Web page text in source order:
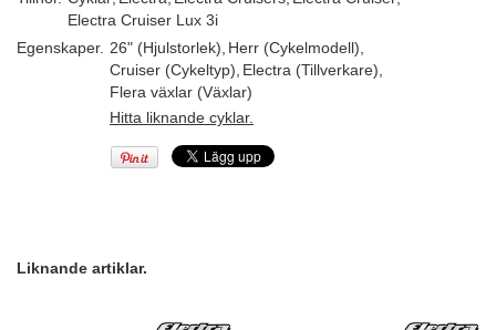
Electra Cruiser Lux 3i
Egenskaper. 26" (Hjulstorlek) Herr (Cykelmodell)
Cruiser (Cykeltyp) Electra (Tillverkare)
Flera växlar (Växlar)
Hitta liknande cyklar.
Liknande artiklar.